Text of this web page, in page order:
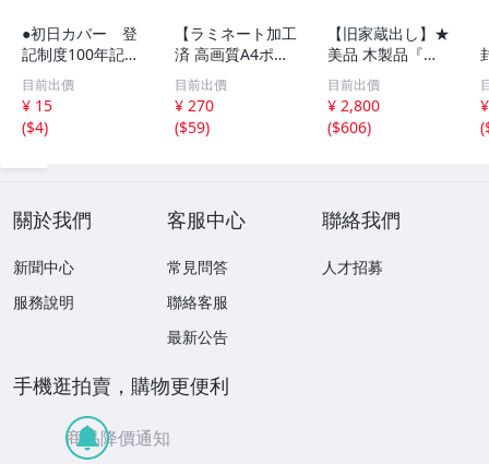
●初日カバー 登
記制度100年記念
●
目前出價
¥ 15
($4)
【ラミネート加工
済 高画質A4ポス
ター】1582 AI美
女 イラスト ポス
ター セクシー か
わいい 水着 下着
目前出價
¥ 270
($59)
【旧家蔵出し】★
美品 木製品『良
い木味 古い竹編
みタガの樽』直径
約62㎝ 高さ約75
㎝★(検:古民具/古
目前出價
¥ 2,800
($606)
(
關於我們
新聞中心
服務說明
客服中心
常見問答
聯絡客服
最新公告
聯絡我們
人才招募
手機逛拍賣，購物更便利
商品降價通知